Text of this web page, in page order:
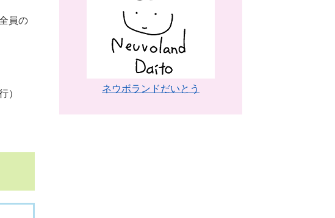
員の
）
ネウボランドだいとう